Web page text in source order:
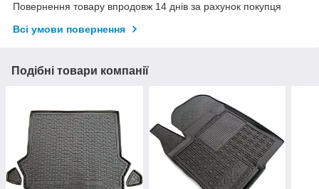
Повернення товару впродовж 14 днів за рахунок покупця
Всі умови повернення
Подібні товари компанії